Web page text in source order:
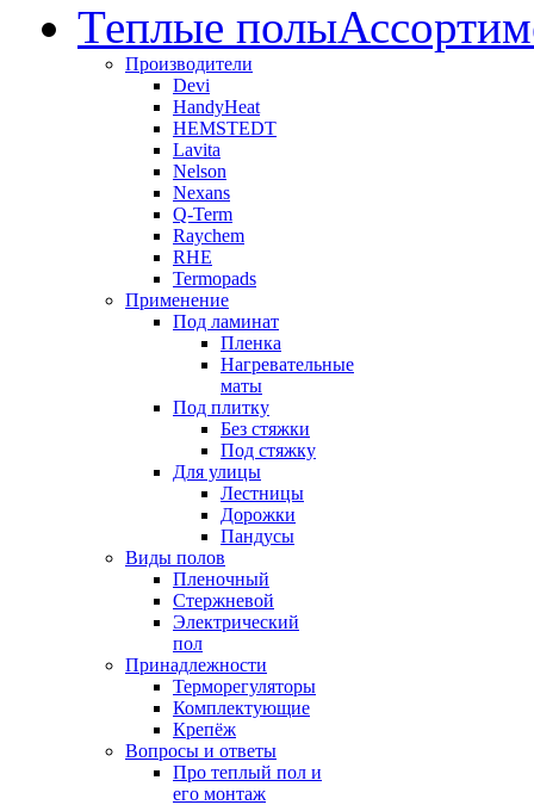
Теплые полы
Производители
Devi
HandyHeat
HEMSTEDT
Lavita
Nelson
Nexans
Q-Term
Raychem
RHE
Termopads
Применение
Под ламинат
Пленка
Нагревательные
маты
Под плитку
Без стяжки
Под стяжку
Для улицы
Лестницы
Дорожки
Пандусы
Виды полов
Пленочный
Стержневой
Электрический
пол
Принадлежности
Терморегуляторы
Комплектующие
Крепёж
Вопросы и ответы
Про теплый пол и
его монтаж